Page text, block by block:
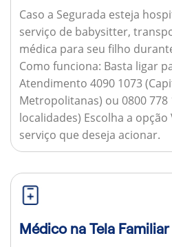
Caso a Segurada esteja
serviço de babysitter,
médica para seu filho
Como funciona: Basta ligar
Atendimento 4090 1073
Metropolitanas) ou 0800 778
localidades) Escolha a
serviço que deseja acionar.
Médico na Tela Familiar